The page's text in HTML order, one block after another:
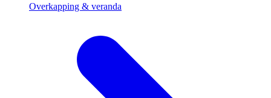
Overkapping & veranda